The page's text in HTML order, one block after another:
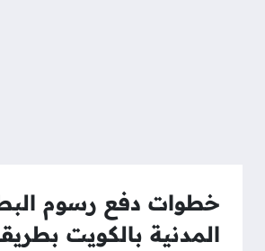
خطوات دفع رسوم
المدنية بالكويت